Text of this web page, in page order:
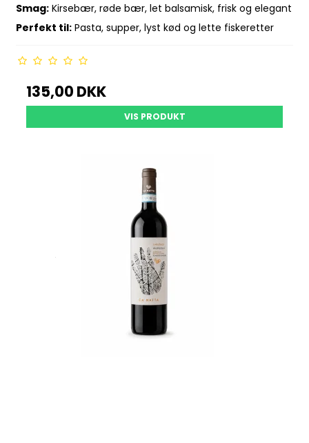
Smag: Kirsebær, røde bær, let balsamisk, frisk og elegant
Perfekt til: Pasta, supper, lyst kød og lette fiskeretter
135,00 DKK
VIS PRODUKT